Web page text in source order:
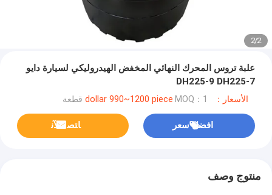
2
/
2
علبة تروس المحرك النهائي المخفض الهيدروليكي لسيارة دايو
DH225-9 DH225-7
الأسعار：dollar 990~1200 piece MOQ：1 قطعة
افضل سعر ﺎﺘﺼﻟ ﺍﻶﻧ
منتوج وصف